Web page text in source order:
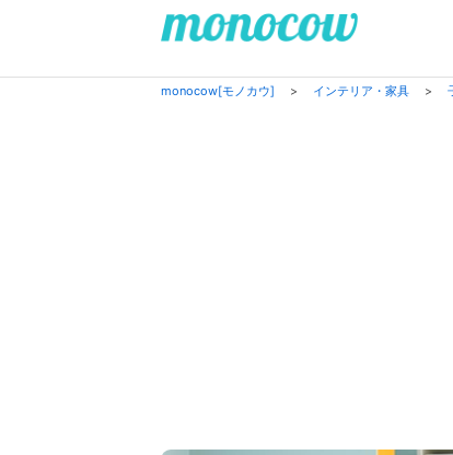
monocow[モノカウ] > インテリア・家具 >